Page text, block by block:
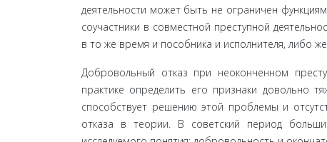
деятельности может быть не ограничен
соучастники в совместной преступной
в то же время и пособника и ис­полнителя, либо
Добровольный отказ при неоконченном
практике определить его признаки довольно
способствует решению этой проблемы и
отказа в теории. В советский период